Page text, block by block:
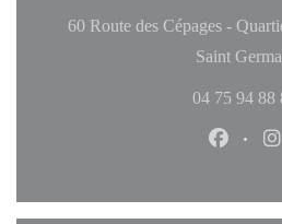
60 Route des Cépages -
Saint
04 75 94 88